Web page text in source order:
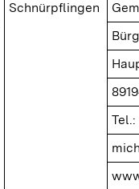
Schnürpflingen